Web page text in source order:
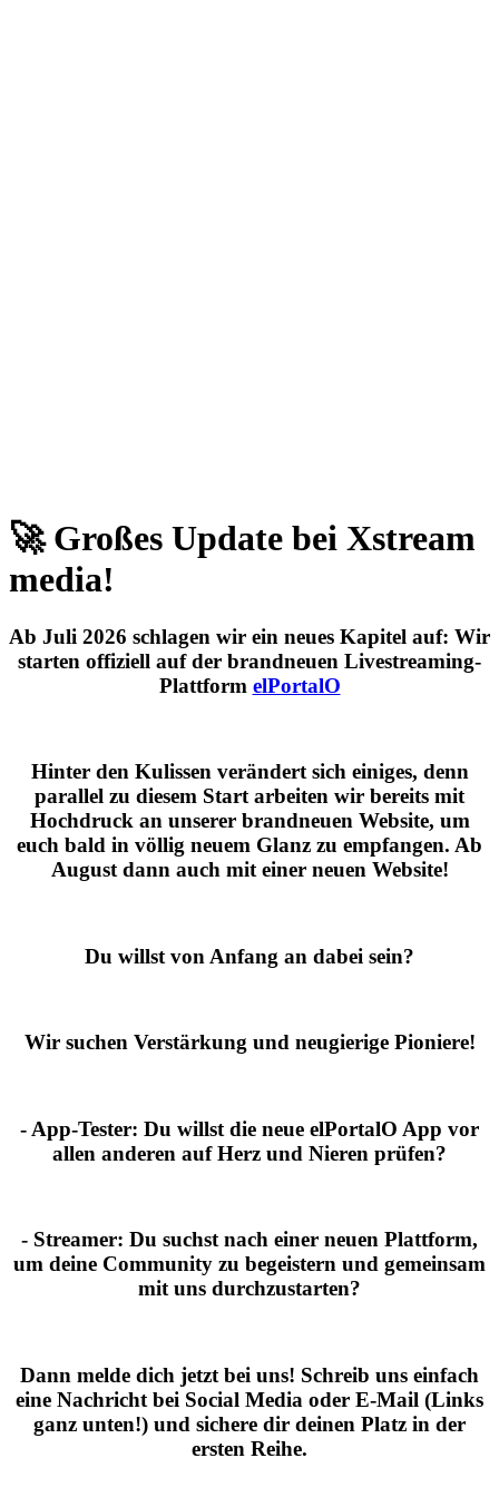
🚀 Großes Update bei Xstream
media!
Ab Juli 2026 schlagen wir ein neues Kapitel auf: Wir
starten offiziell auf der brandneuen Livestreaming-
Plattform elPortalO
Hinter den Kulissen verändert sich einiges, denn
parallel zu diesem Start arbeiten wir bereits mit
Hochdruck an unserer brandneuen Website, um
euch bald in völlig neuem Glanz zu empfangen. Ab
August dann auch mit einer neuen Website!
Du willst von Anfang an dabei sein?
Wir suchen Verstärkung und neugierige Pioniere!
- App-Tester: Du willst die neue elPortalO App vor
allen anderen auf Herz und Nieren prüfen?
- Streamer: Du suchst nach einer neuen Plattform,
um deine Community zu begeistern und gemeinsam
mit uns durchzustarten?
Dann melde dich jetzt bei uns! Schreib uns einfach
eine Nachricht bei Social Media oder E-Mail (Links
ganz unten!) und sichere dir deinen Platz in der
ersten Reihe.